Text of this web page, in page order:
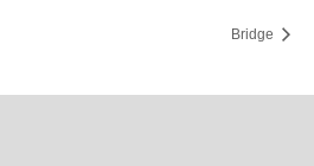
Bridge